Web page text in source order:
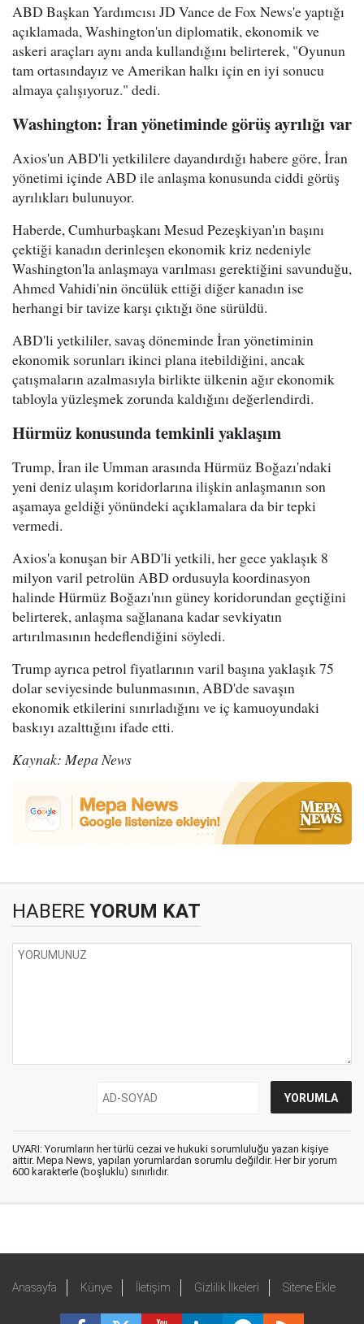
ABD Başkan Yardımcısı JD Vance de Fox News'e yaptığı
açıklamada, Washington'un diplomatik, ekonomik ve
askeri araçları aynı anda kullandığını belirterek, "Oyunun
tam ortasındayız ve Amerikan halkı için en iyi sonucu
almaya çalışıyoruz." dedi.
Washington: İran yönetiminde görüş ayrılığı var
Axios'un ABD'li yetkililere dayandırdığı habere göre, İran
yönetimi içinde ABD ile anlaşma konusunda ciddi görüş
ayrılıkları bulunuyor.
Haberde, Cumhurbaşkanı Mesud Pezeşkiyan'ın başını
çektiği kanadın derinleşen ekonomik kriz nedeniyle
Washington'la anlaşmaya varılması gerektiğini savunduğu,
Ahmed Vahidi'nin öncülük ettiği diğer kanadın ise
herhangi bir tavize karşı çıktığı öne sürüldü.
ABD'li yetkililer, savaş döneminde İran yönetiminin
ekonomik sorunları ikinci plana itebildiğini, ancak
çatışmaların azalmasıyla birlikte ülkenin ağır ekonomik
tabloyla yüzleşmek zorunda kaldığını değerlendirdi.
Hürmüz konusunda temkinli yaklaşım
Trump, İran ile Umman arasında Hürmüz Boğazı'ndaki
yeni deniz ulaşım koridorlarına ilişkin anlaşmanın son
aşamaya geldiği yönündeki açıklamalara da bir tepki
vermedi.
Axios'a konuşan bir ABD'li yetkili, her gece yaklaşık 8
milyon varil petrolün ABD ordusuyla koordinasyon
halinde Hürmüz Boğazı'nın güney koridorundan geçtiğini
belirterek, anlaşma sağlanana kadar sevkiyatın
artırılmasının hedeflendiğini söyledi.
Trump ayrıca petrol fiyatlarının varil başına yaklaşık 75
dolar seviyesinde bulunmasının, ABD'de savaşın
ekonomik etkilerini sınırladığını ve iç kamuoyundaki
baskıyı azalttığını ifade etti.
Kaynak: Mepa News
HABERE YORUM KAT
UYARI: Yorumların her türlü cezai ve hukuki sorumluluğu yazan kişiye
aittir. Mepa News, yapılan yorumlardan sorumlu değildir. Her bir yorum
600 karakterle (boşluklu) sınırlıdır.
Anasayfa Künye İletişim Gizlilik İlkeleri Sitene Ekle